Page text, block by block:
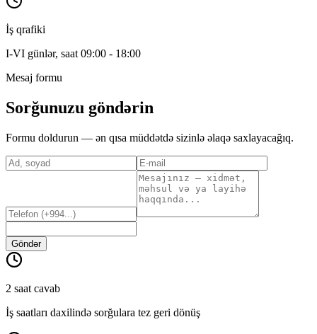
İş qrafiki
I-VI günlər, saat 09:00 - 18:00
Mesaj formu
Sorğunuzu göndərin
Formu doldurun — ən qısa müddətdə sizinlə əlaqə saxlayacağıq.
Göndər
2 saat cavab
İş saatları daxilində sorğulara tez geri dönüş